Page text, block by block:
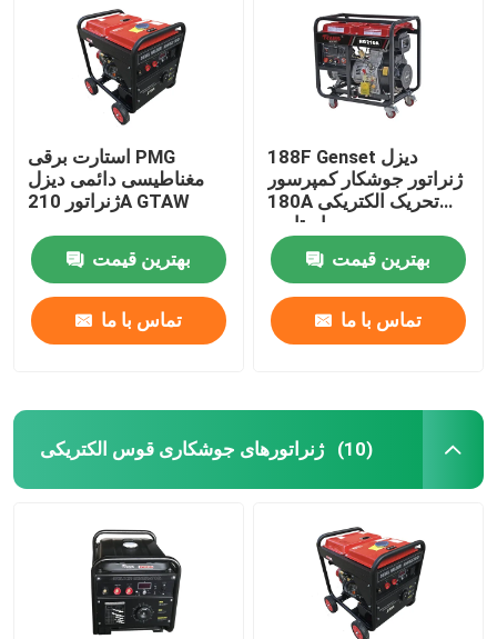
استارت برقی PMG
مغناطیسی دائمی دیزل
ژنراتور 210A GTAW
بهترین قیمت
تماس با ما
188F Genset دیزل
ژنراتور جوشکار کمپرسور
180A تحریک الکتریکی
استارت
بهترین قیمت
تماس با ما
ژنراتورهای جوشکاری قوس الکتریکی (10)